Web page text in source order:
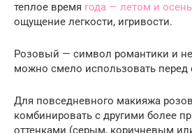
теплое время года — летом и
ощущение легкости, игривости.
Розовый — символ романтики и
можно смело использовать перед
Для повседневного макияжа
комбинировать с другими более
оттенками (серым, коричневым